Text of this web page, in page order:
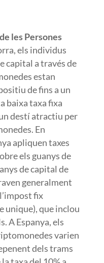
les Persones
els individus
capital a través de
estan
de fins a un
baixa taxa fixa
destí atractiu per
En
apliquen taxes
els guanys de
de capital de
generalment
fix
unique), que inclou
A Espanya, els
varien
dels trams